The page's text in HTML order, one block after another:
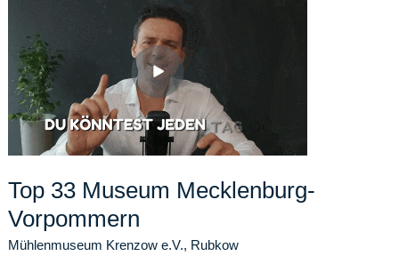
Top 33 Museum Mecklenburg-
Vorpommern
Mühlenmuseum Krenzow e.V., Rubkow